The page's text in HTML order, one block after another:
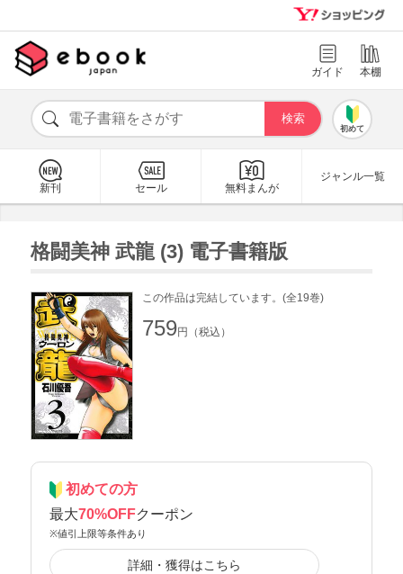
ガイド 本棚
初めて
新刊 セール 無料まんが
ジャンル一覧
格闘美神 武龍 (3) 電子書籍版
この作品は完結しています。(全19巻)
759円（税込）
初めての方
最大70%OFFクーポン
※値引上限等条件あり
詳細・獲得はこちら